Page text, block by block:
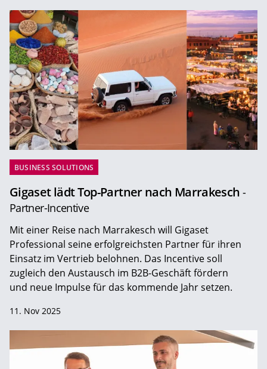
BUSINESS SOLUTIONS
Gigaset lädt Top-Partner nach Marrakesch -
Partner-Incentive
Mit einer Reise nach Marrakesch will Gigaset
Professional seine erfolgreichsten Partner für ihren
Einsatz im Vertrieb belohnen. Das Incentive soll
zugleich den Austausch im B2B-Geschäft fördern
und neue Impulse für das kommende Jahr setzen.
11. Nov 2025